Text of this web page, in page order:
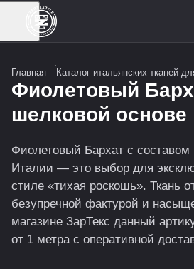
Главная Каталог итальянских тканей
Фиолетовый
шелковой основе
Фиолетовый Бархат с
Италии — это выбор для
стиле «тихая роскошь». Ткань
безупречной фактурой и
магазине ЗарТекс данный
от 1 метра с оперативной